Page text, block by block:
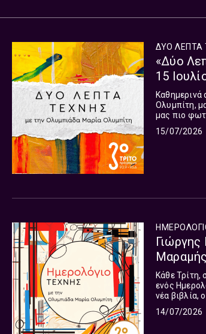
ΔΥΟ ΛΕΠΤΑ
«Δύο
15
Ολυμπίτη,
μας πιο
15/07/2026
Μαραμής
Κάθε Τρίτη,
ενός
νέα βιβλία,
καθένας
14/07/2026